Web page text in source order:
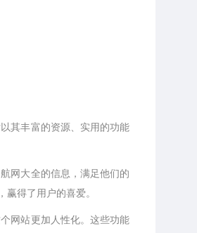
其丰富的资源、实用的功能
网大全的信息，满足他们的
得了用户的喜爱。
网站更加人性化。这些功能